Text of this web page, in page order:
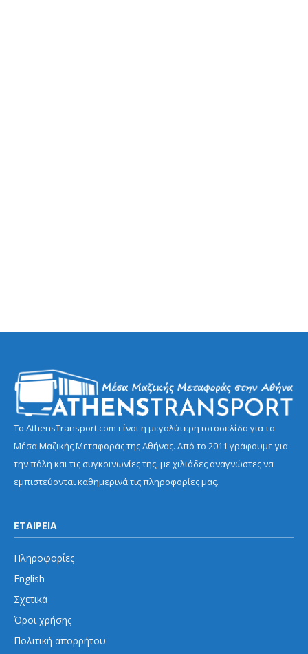
Το AthensTransport.com είναι η μεγαλύτερη ιστοσελίδα για τα
Μέσα Μαζικής Μεταφοράς της Αθήνας. Από το 2011 γράφουμε για
την πόλη και τις συγκοινωνίες της, με χιλιάδες αναγνώστες να
εμπιστεύονται καθημερινά τις πληροφορίες μας.
ΕΤΑΙΡΕΙΑ
Πληροφορίες
English
Σχετικά
Όροι χρήσης
Πολιτική απορρήτου